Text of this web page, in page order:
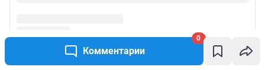
Комментарии
0